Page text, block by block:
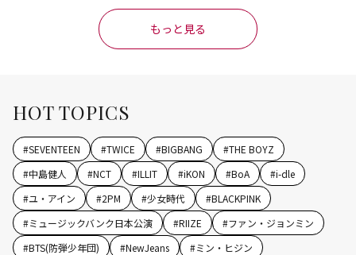
もっと見る
HOT TOPICS
#SEVENTEEN #TWICE #BIGBANG #THE BOYZ
#中島健人 #NCT #ILLIT #iKON #BoA #i-dle
#ユ・アイン #2PM #少女時代 #BLACKPINK
#ミュージックバンク日本公演 #RIIZE #ファン・ジョンミン
#BTS(防弾少年団) #NewJeans #ミン・ヒジン